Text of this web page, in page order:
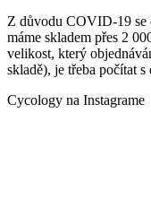
Z důvodu COVID-19 se
máme skladem přes 2
velikost, který
skladě), je třeba počítat
Cycology na Instagrame